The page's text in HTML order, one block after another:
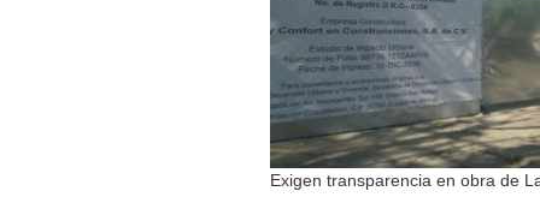
Exigen transparencia en obra de